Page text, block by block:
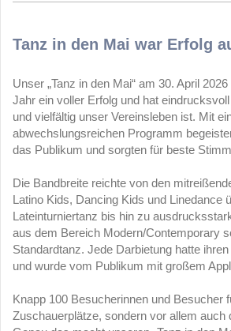
Tanz in den Mai war Erfolg
Unser „Tanz in den Mai“ am 30. April
Jahr ein voller Erfolg und hat
und vielfältig unser Vereinsleben ist. Mit
abwechslungsreichen Programm
das Publikum und sorgten für beste
Die Bandbreite reichte von den
Latino Kids, Dancing Kids und Linedance
Lateinturniertanz bis hin zu
aus dem Bereich Modern/Contemporary
Standardtanz. Jede Darbietung hatte
und wurde vom Publikum mit großem
Knapp 100 Besucherinnen und Besucher
Zuschauerplätze, sondern vor allem auch